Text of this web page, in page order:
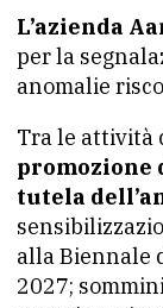
L’azienda
per la
anomalie
Tra le attività
promozione
tutela
alla Biennale
2027;